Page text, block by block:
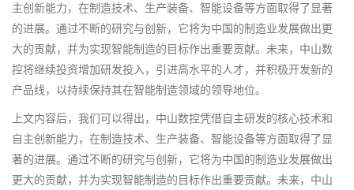
主创新能力，在制造技术、生产装备、智能设备等方面取得了显著
的进展。通过不断的研究与创新，它将为中国的制造业发展做出更
大的贡献，并为实现智能制造的目标作出重要贡献。未来，中山数
控将继续投资增加研发投入，引进高水平的人才，并积极开发新的
产品线，以持续保持其在智能制造领域的领导地位。
上文内容后，我们可以得出，中山数控凭借自主研发的核心技术和
自主创新能力，在制造技术、生产装备、智能设备等方面取得了显
著的进展。通过不断的研究与创新，它将为中国的制造业发展做出
更大的贡献，并为实现智能制造的目标作出重要贡献。未来，中山